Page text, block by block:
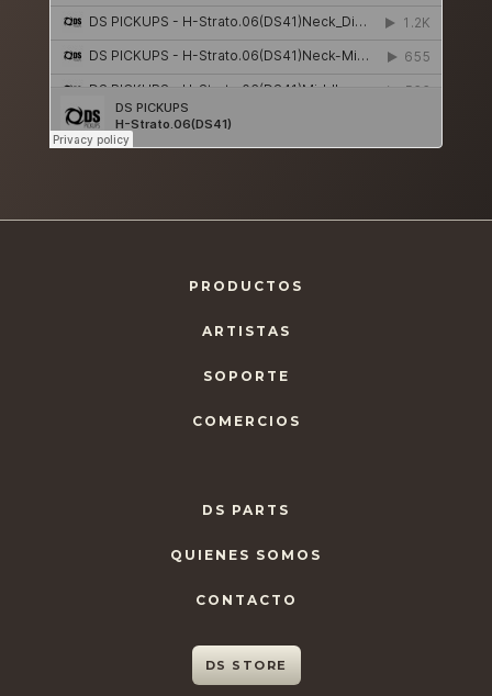
PRODUCTOS
ARTISTAS
SOPORTE
COMERCIOS
DS PARTS
QUIENES SOMOS
CONTACTO
DS STORE